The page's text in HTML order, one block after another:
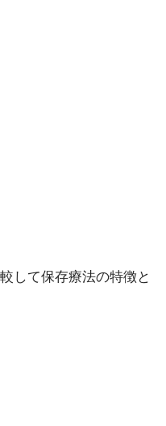
して保存療法の特徴と